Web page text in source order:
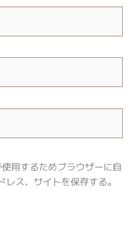
用するためブラウザーに自
ス、サイトを保存する。